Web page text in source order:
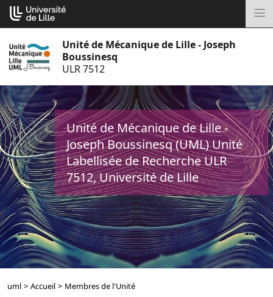
Aller
au
Unité de Mécanique de Lille - Joseph
Boussinesq
ULR 7512
Unité de Mécanique de Lille -
Joseph Boussinesq (UML) Unité
Labellisée de Recherche ULR
7512, Université de Lille
uml > Accueil > Membres de l'Unité
Cookies management panel